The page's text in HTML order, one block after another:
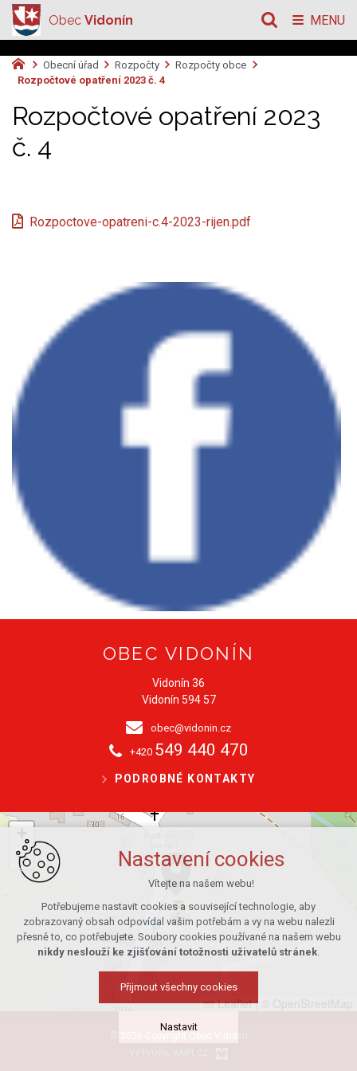
Obecní úřad Rozpočty
Rozpočty obce
Rozpočtové opatření 2023 č. 4
Rozpočtové opatření 2023
č. 4
Rozpoctove-opatreni-c.4-2023-rijen.pdf
OBEC VIDONÍN
Vidonín 36
Vidonín 594 57
obec@vidonin.cz
+420 549 440 470
PODROBNÉ KONTAKTY
−
Leaflet |
Obec Vidonín MENU
Nastavení cookies
Vítejte na našem webu!
Potřebujeme nastavit cookies a související technologie, aby
zobrazovaný obsah odpovídal vašim potřebám a vy na webu nalezli
přesně to, co potřebujete. Soubory cookies používané na našem webu
nikdy neslouží ke zjišťování totožnosti uživatelů stránek.
Přijmout všechny cookies
Nastavit